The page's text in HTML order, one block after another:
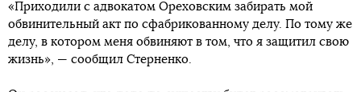
«Приходили с адвокатом Ореховским забирать мой
обвинительный акт по сфабрикованному делу. По тому же
делу, в котором меня обвиняют в том, что я защитил свою
жизнь», — сообщил Стерненко.